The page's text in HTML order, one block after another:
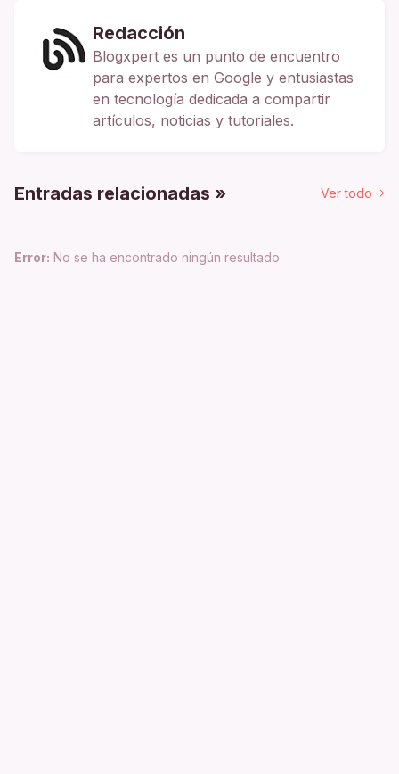
Redacción
Blogxpert es un punto de encuentro
para expertos en Google y entusiastas
en tecnología dedicada a compartir
artículos, noticias y tutoriales.
Entradas relacionadas » Ver todo
Error: No se ha encontrado ningún resultado